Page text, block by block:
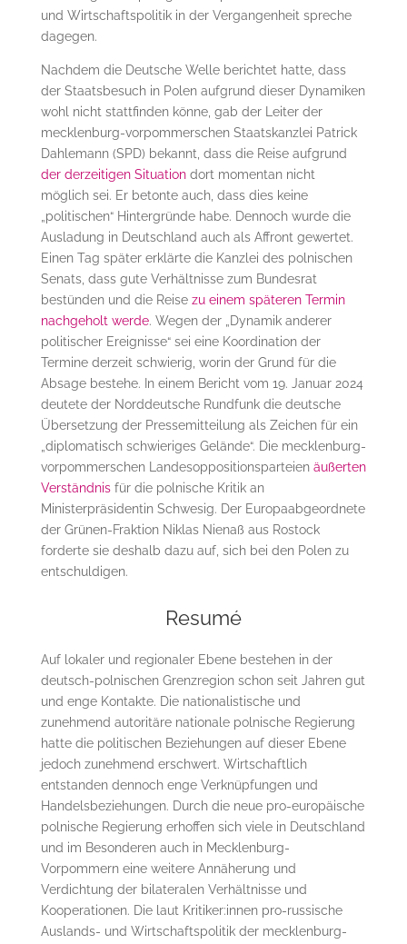
und Wirtschaftspolitik in der Vergangenheit spreche
dagegen.
Nachdem die Deutsche Welle berichtet hatte, dass
der Staatsbesuch in Polen aufgrund dieser Dynamiken
wohl nicht stattfinden könne, gab der Leiter der
mecklenburg-vorpommerschen Staatskanzlei Patrick
Dahlemann (SPD) bekannt, dass die Reise aufgrund
der derzeitigen Situationdort momentan nicht
möglich sei. Er betonte auch, dass dies keine
„politischen“ Hintergründe habe. Dennoch wurde die
Ausladung in Deutschland auch als Affront gewertet.
Einen Tag später erklärte die Kanzlei des polnischen
Senats, dass gute Verhältnisse zum Bundesrat
bestünden und die Reise zu einem späteren Termin
nachgeholt werde. Wegen der „Dynamik anderer
politischer Ereignisse“ sei eine Koordination der
Termine derzeit schwierig, worin der Grund für die
Absage bestehe. In einem Bericht vom 19. Januar 2024
deutete der Norddeutsche Rundfunk die deutsche
Übersetzung der Pressemitteilung als Zeichen für ein
„diplomatisch schwieriges Gelände“. Die mecklenburg-
vorpommerschen Landesoppositionsparteien äußerten
Verständnisfür die polnische Kritik an
Ministerpräsidentin Schwesig. Der Europaabgeordnete
der Grünen-Fraktion Niklas Nienaß aus Rostock
forderte sie deshalb dazu auf, sich bei den Polen zu
entschuldigen.
Resumé
Auf lokaler und regionaler Ebene bestehen in der
deutsch-polnischen Grenzregion schon seit Jahren gut
und enge Kontakte. Die nationalistische und
zunehmend autoritäre nationale polnische Regierung
hatte die politischen Beziehungen auf dieser Ebene
jedoch zunehmend erschwert. Wirtschaftlich
entstanden dennoch enge Verknüpfungen und
Handelsbeziehungen. Durch die neue pro-europäische
polnische Regierung erhoffen sich viele in Deutschland
und im Besonderen auch in Mecklenburg-
Vorpommern eine weitere Annäherung und
Verdichtung der bilateralen Verhältnisse und
Kooperationen. Die laut Kritiker:innen pro-russische
Auslands- und Wirtschaftspolitik der mecklenburg-